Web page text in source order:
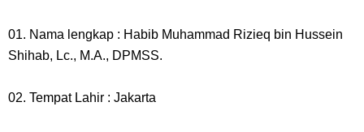
01. Nama lengkap : Habib Muhammad Rizieq bin Hussein
Shihab, Lc., M.A., DPMSS.
02. Tempat Lahir : Jakarta